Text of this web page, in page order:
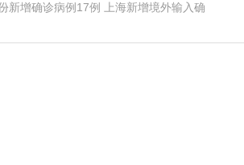
新增确诊病例17例 上海新增境外输入确